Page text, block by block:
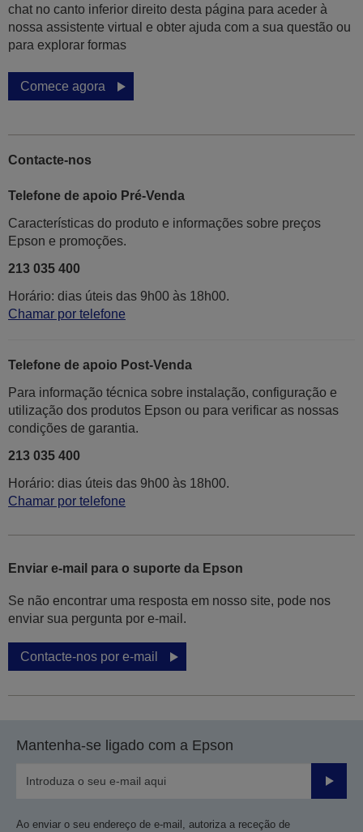
chat no canto inferior direito desta página para aceder à
nossa assistente virtual e obter ajuda com a sua questão ou
para explorar formas
Comece agora
Contacte-nos
Telefone de apoio Pré-Venda
Características do produto e informações sobre preços
Epson e promoções.
213 035 400
Horário: dias úteis das 9h00 às 18h00.
Chamar por telefone
Telefone de apoio Post-Venda
Para informação técnica sobre instalação, configuração e
utilização dos produtos Epson ou para verificar as nossas
condições de garantia.
213 035 400
Horário: dias úteis das 9h00 às 18h00.
Chamar por telefone
Enviar e-mail para o suporte da Epson
Se não encontrar uma resposta em nosso site, pode nos
enviar sua pergunta por e-mail.
Contacte-nos por e-mail
Mantenha-se ligado com a Epson
Enviar
Ao enviar o seu endereço de e-mail, autoriza a receção de